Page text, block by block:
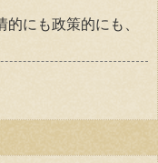
にも政策的にも、